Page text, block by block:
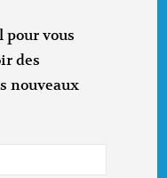
pour vous
des
nouveaux